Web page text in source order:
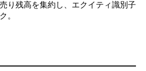
り残高を集約し、エクイティ識別子
。